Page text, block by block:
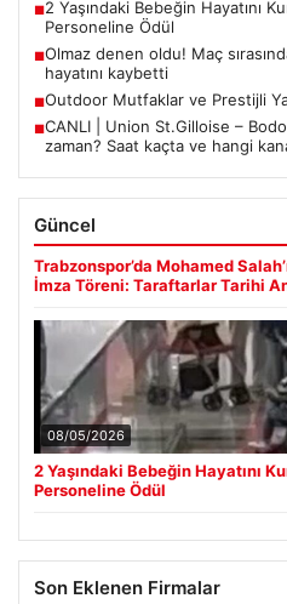
Son Eklenen Firmalar
Prenses Night Club
04/29/2026